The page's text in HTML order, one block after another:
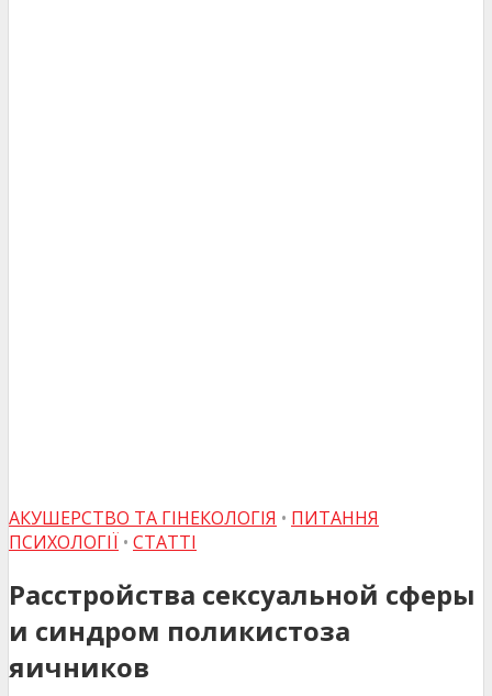
АКУШЕРСТВО ТА ГІНЕКОЛОГІЯ • ПИТАННЯ
ПСИХОЛОГІЇ • СТАТТІ
Расстройства сексуальной сферы
и синдром поликистоза
яичников